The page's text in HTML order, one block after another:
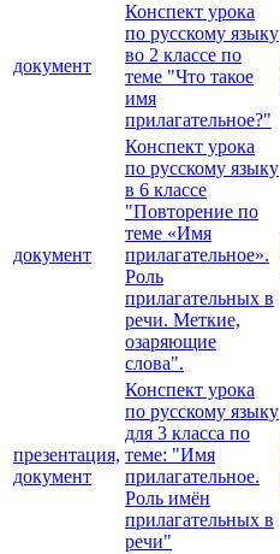
документ
Конспект урока
по русскому языку
во 2 классе по
теме "Что такое
имя
прилагательное?"
документ
Конспект урока
по русскому языку
в 6 классе
"Повторение по
теме «Имя
прилагательное».
Роль
прилагательных в
речи. Меткие,
озаряющие
слова".
презентация,
документ
Конспект урока
по русскому языку
для 3 класса по
теме: "Имя
прилагательное.
Роль имён
прилагательных в
речи"